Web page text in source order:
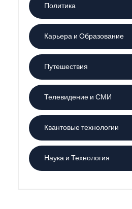
Политика
Карьера и Образование
Путешествия
Телевидение и СМИ
Квантовые технологии
Наука и Технология